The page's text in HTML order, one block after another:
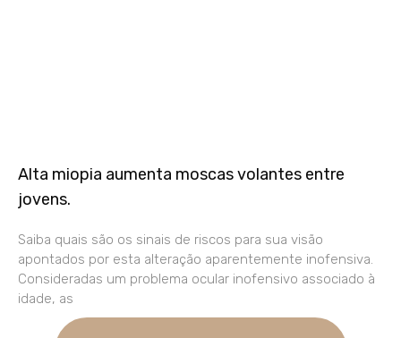
Alta miopia aumenta moscas volantes entre
jovens.
Saiba quais são os sinais de riscos para sua visão
apontados por esta alteração aparentemente inofensiva.
Consideradas um problema ocular inofensivo associado à
idade, as